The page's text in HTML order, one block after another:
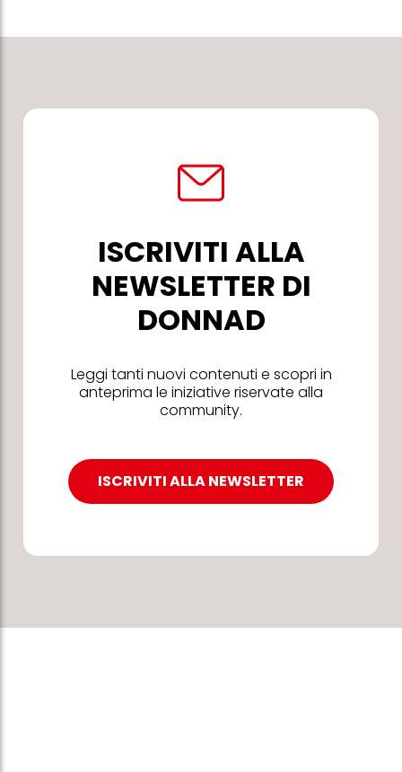
ISCRIVITI ALLA
NEWSLETTER DI
DONNAD
Leggi tanti nuovi contenuti e scopri in
anteprima le iniziative riservate alla
community.
ISCRIVITI ALLA NEWSLETTER